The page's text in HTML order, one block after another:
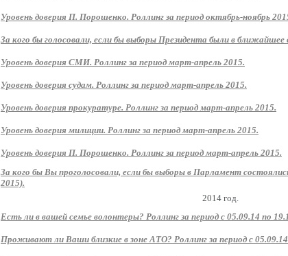
Уровень доверия П. Порошенко. Роллинг за период октябрь-ноябрь
За кого бы голосовали, если бы выборы Президента были в ближайшее
Уровень доверия СМИ. Роллинг за период март-апрель 2015.
Уровень доверия судам. Роллинг за период март-апрель 2015.
Уровень доверия прокуратуре. Роллинг за период март-апрель 2015.
Уровень доверия милиции. Роллинг за период март-апрель 2015.
Уровень доверия П. Порошенко. Роллинг за период март-апрель 2015.
За кого бы Вы проголосовали, если бы выборы в Парламент
2015).
2014 год.
Есть ли в вашей семье волонтеры? Роллинг за период с 05.09.14 по
Проживают ли Ваши близкие в зоне АТО? Роллинг за период с